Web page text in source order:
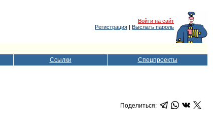
Войти на сайт
Регистрация | Выслать пароль
Ссылки Спецпроекты
Поделиться: